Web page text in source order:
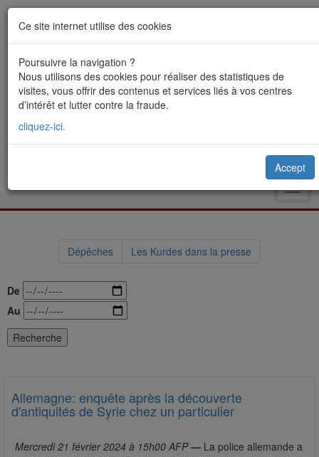
Dépêches Les Kurdes dans la presse
De
Au
Allemagne: enquête après la découverte
d'antiquités de Syrie chez un particulier
Mercredi 21 février 2024 à 15h00 AFP — La police allemande a
Ce site internet utilise des cookies
Poursuivre la navigation ?
Nous utilisons des cookies pour réaliser des statistiques de
visites, vous offrir des contenus et services liés à vos centres
d’intérêt et lutter contre la fraude.
cliquez-ici.
Accept